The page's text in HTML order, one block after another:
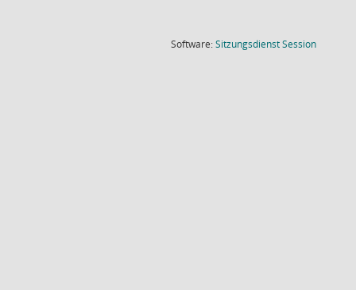
Software:SitzungsdienstSession(Wird in